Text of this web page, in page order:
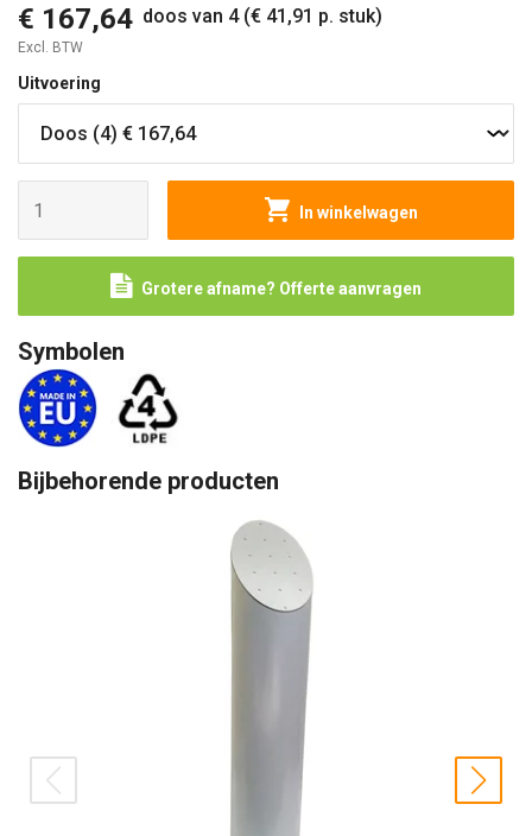
€ 167,64 doos van 4 (€ 41,91 p. stuk)
Excl. BTW
Uitvoering
In winkelwagen
Grotere afname? Offerte aanvragen
Symbolen
Bijbehorende producten
prev next